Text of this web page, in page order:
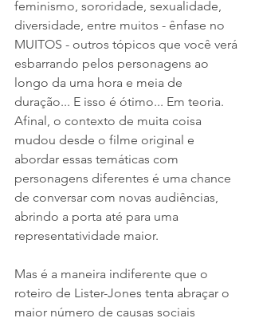
feminismo, sororidade, sexualidade,
diversidade, entre muitos - ênfase no
MUITOS - outros tópicos que você verá
esbarrando pelos personagens ao
longo da uma hora e meia de
duração... E isso é ótimo... Em teoria.
Afinal, o contexto de muita coisa
mudou desde o filme original e
abordar essas temáticas com
personagens diferentes é uma chance
de conversar com novas audiências,
abrindo a porta até para uma
representatividade maior.
Mas é a maneira indiferente que o
roteiro de Lister-Jones tenta abraçar o
maior número de causas sociais